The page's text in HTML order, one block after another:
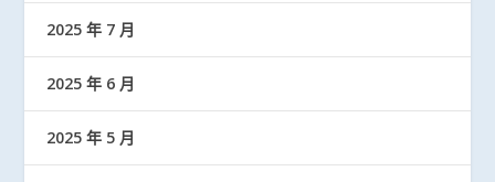
2025 年 7 月
2025 年 6 月
2025 年 5 月